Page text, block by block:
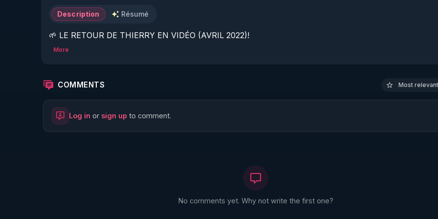
Description Résumé
🌱 LE RETOUR DE THIERRY EN VIDÉO (AVRIL 2022)!
🌱 LE MAGAZINE RÉGÉNÈRE
http://rgnr.li/ymag
More
COMMENTS Most
Log in or sign up to comment.
No comments yet. Why not write the first one?